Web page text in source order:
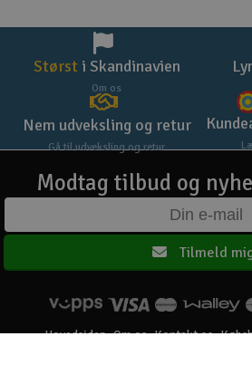
Størst i Skandinavien
Om os
Nem udveksling og retur
Gå til udveksling og retur
Modtag tilbud og
Tilmeld
Hovedsiden Om os Kontakt os